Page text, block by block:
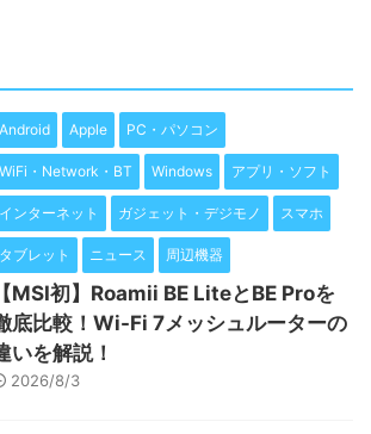
Android Apple PC・パソコン
WiFi・Network・BT Windows アプリ・ソフト
インターネット ガジェット・デジモノ スマホ
タブレット ニュース 周辺機器
【MSI初】Roamii BE LiteとBE Proを
底比較！Wi-Fi 7メッシュルーターの
いを解説！
2026/8/3